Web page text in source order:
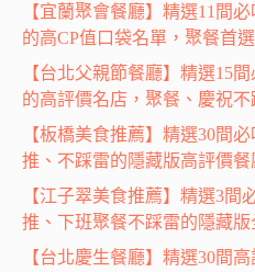
【宜蘭聚會餐廳】精選11間
的高CP值口袋名單，聚餐首選
【台北父親節餐廳】精選15
的高評價名店，聚餐、慶祝不
【板橋美食推薦】精選30間
推、不踩雷的隱藏版高評價餐
【江子翠美食推薦】精選3間
推、下班聚餐不踩雷的隱藏版
【台北慶生餐廳】精選30間